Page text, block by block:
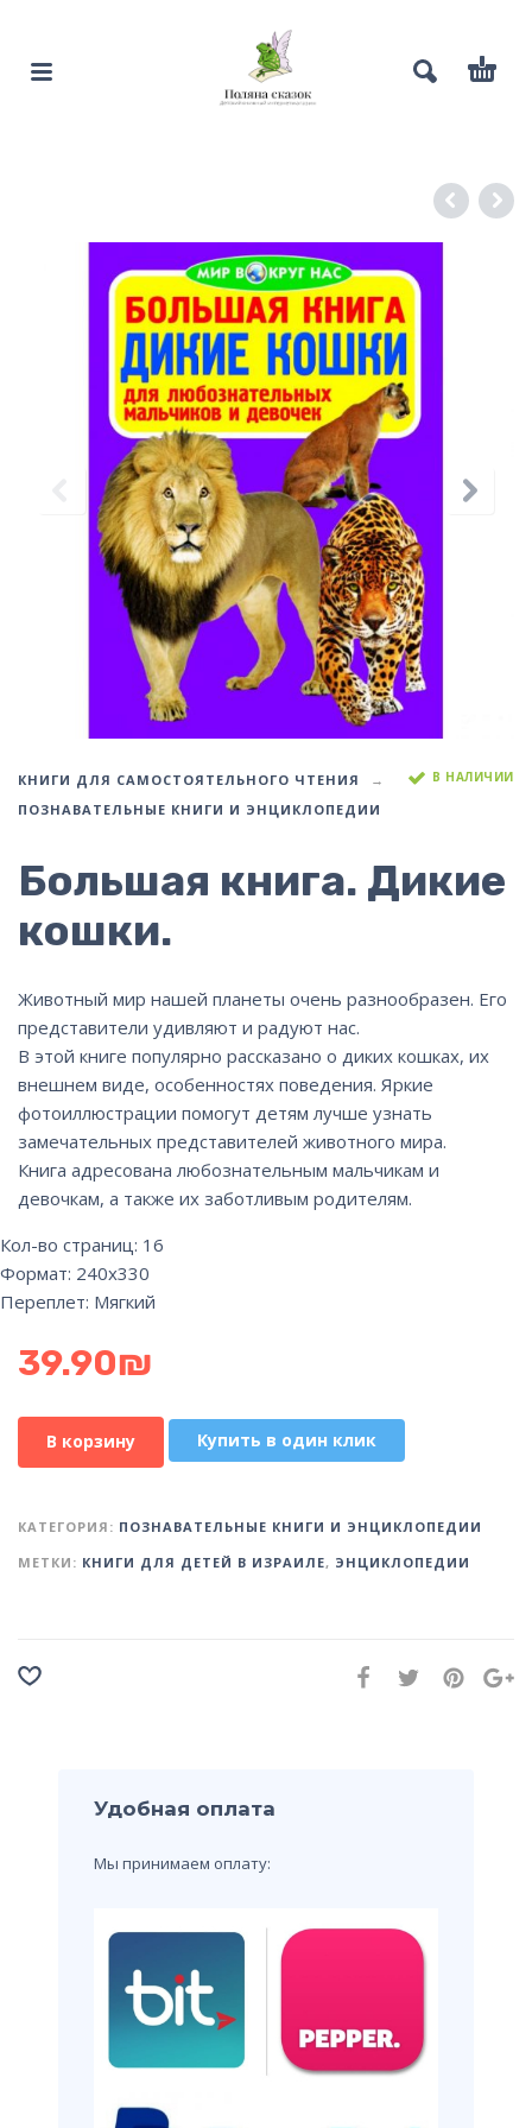
КНИГИ ДЛЯ САМОСТОЯТЕЛЬНОГО ЧТЕНИЯ
ПОЗНАВАТЕЛЬНЫЕ КНИГИ И ЭНЦИКЛОПЕДИИ
В НАЛИЧИИ
Большая книга. Дикие
кошки.
Животный мир нашей планеты очень разнообразен. Его
представители удивляют и радуют нас.
В этой книге популярно рассказано о диких кошках, их
внешнем виде, особенностях поведения. Яркие
фотоиллюстрации помогут детям лучше узнать
замечательных представителей животного мира.
Книга адресована любознательным мальчикам и
девочкам, а также их заботливым родителям.
Кол-во страниц: 16
Формат: 240х330
Переплет: Мягкий
39.90₪
В корзину Купить в один клик
КАТЕГОРИЯ: ПОЗНАВАТЕЛЬНЫЕ КНИГИ И ЭНЦИКЛОПЕДИИ
МЕТКИ: КНИГИ ДЛЯ ДЕТЕЙ В ИЗРАИЛЕ, ЭНЦИКЛОПЕДИИ
Удобная оплата
Мы принимаем оплату: